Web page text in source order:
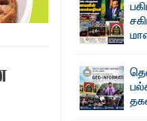
உபவேந்தர்
அருட்பணி லூக்ஜோன்
பறிமுதல்
வலியுறுத்தல்
"ஒ ரு
கனவு